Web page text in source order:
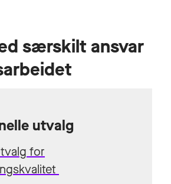
særskilt ansvar
utvalg
for